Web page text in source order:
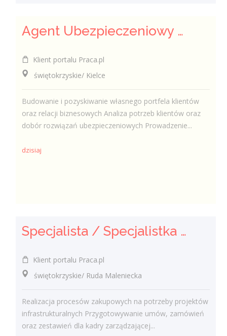
Agent Ubezpieczeniowy / Agentka Ubezpieczeniowa
Klient portalu Praca.pl
świętokrzyskie/ Kielce
Budowanie i pozyskiwanie własnego portfela klientów
oraz relacji biznesowych Analiza potrzeb klientów oraz
dobór rozwiązań ubezpieczeniowych Prowadzenie...
dzisiaj
Specjalista / Specjalistka ds. Zakupów
Klient portalu Praca.pl
świętokrzyskie/ Ruda Maleniecka
Realizacja procesów zakupowych na potrzeby projektów
infrastrukturalnych Przygotowywanie umów, zamówień
oraz zestawień dla kadry zarządzającej...